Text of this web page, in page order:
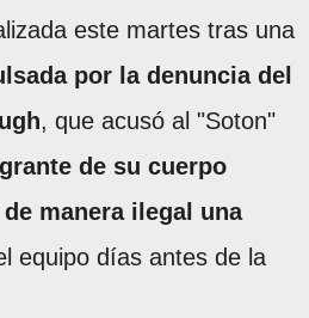
este martes tras una
por la denuncia del
, que acusó al "Soton"
de su cuerpo
manera ilegal una
equipo días antes de la